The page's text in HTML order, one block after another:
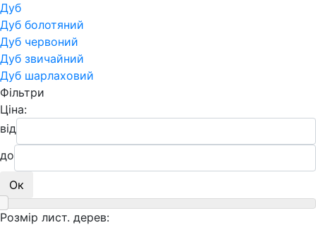
Дуб
Дуб болотяний
Дуб червоний
Дуб звичайний
Дуб шарлаховий
Фільтри
Ціна:
від
до
Ок
Розмір лист. дерев: